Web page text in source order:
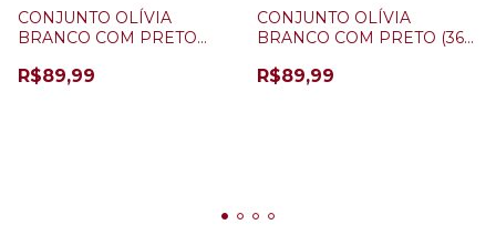
CONJUNTO OLÍVIA
BRANCO COM PRETO
R$89,99
CONJUNTO OLÍVIA
BRANCO COM PRETO (36
R$89,99